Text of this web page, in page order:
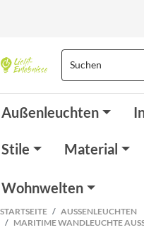
Außenleuchten
Stile Material
Wohnwelten
STARTSEITE
AUSSENLEUCHTEN
MARITIME WANDLEUCHTE